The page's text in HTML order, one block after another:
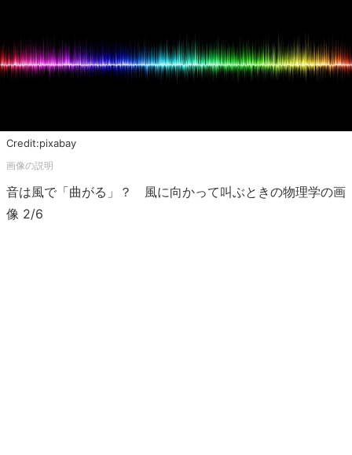
Credit:pixabay
音は風で「曲がる」？ 風に向かって叫ぶときの物理学の画
像 2/6